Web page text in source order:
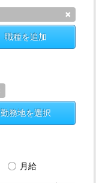
職種を追加
勤務地を選択
月給